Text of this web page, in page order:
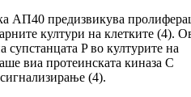
АП40 предиз­ви­к­ува
култури на клетките (4).
P во кул­ту­рите на
виа про­теинската киназа C
(4).